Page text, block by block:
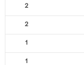
2
2
1
1